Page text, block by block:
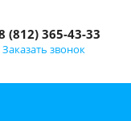
(812) 365-43-33
Заказать звонок